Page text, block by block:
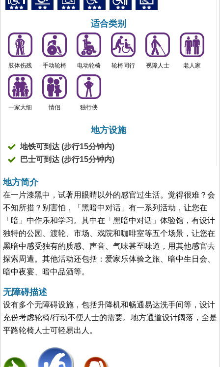
适合类别
肢体伤残 手动轮椅 电动轮椅 轮椅同行 视障人士 老人家
一家大细 情侣 独行侠
地方设施
地铁可到达 (步行15分钟内)
巴士可到达 (步行15分钟内)
地方简介
在一片漆黑中，试著用眼睛以外的感官过生活。觉得很难？会
不知所措？别害怕，「黑暗中对话」有一系列活动，让您在
「暗」中作乐和学习。其中在「黑暗中对话」体验馆，有设计
独特的公园、渡轮、市场、戏院和咖啡室等五个场景，让您在
黑暗中感受独有的质感、声音、气味甚至味道，用其他感官去
探索周遭。其他活动还包括：爱家乐体验之旅、暗中生日会、
暗中夜宴、暗中品酒等。
无障碍描述
设有多个无障碍设施，包括升降机和畅通易达洗手间等，设计
充份考虑轮椅/行动不便人士的需要。地方通道设计阔落，全是
平路轮椅人士可轻易出人。